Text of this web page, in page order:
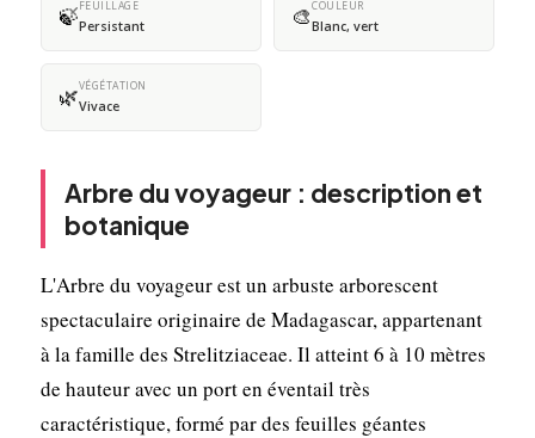
🍃FEUILLAGE
Persistant 🎨COULEUR
Blanc, vert
🌿VÉGÉTATION
Vivace
Arbre du voyageur : description et
botanique
L'Arbre du voyageur est un arbuste arborescent
spectaculaire originaire de Madagascar, appartenant
à la famille des Strelitziaceae. Il atteint 6 à 10 mètres
de hauteur avec un port en éventail très
caractéristique, formé par des feuilles géantes